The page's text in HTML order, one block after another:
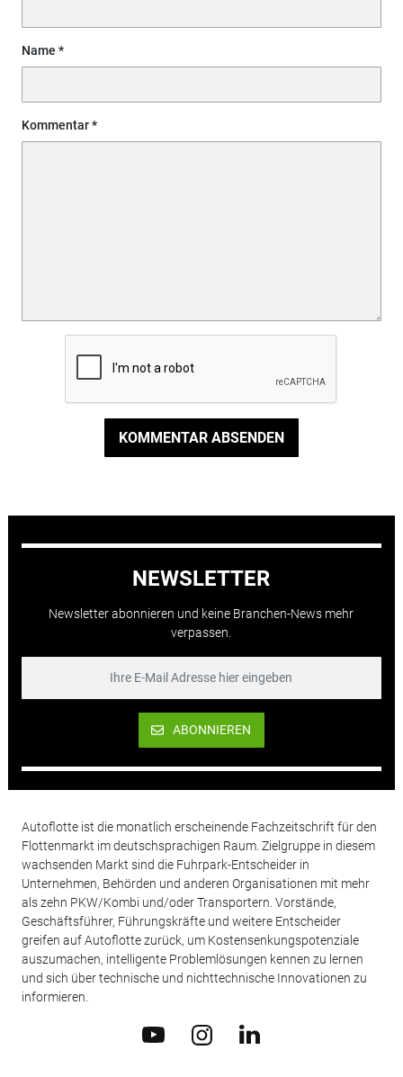
Name
Kommentar
KOMMENTAR ABSENDEN
NEWSLETTER
Newsletter abonnieren und keine Branchen-News mehr
verpassen.
ABONNIEREN
Autoflotte ist die monatlich erscheinende Fachzeitschrift für den
Flottenmarkt im deutschsprachigen Raum. Zielgruppe in diesem
wachsenden Markt sind die Fuhrpark-Entscheider in
Unternehmen, Behörden und anderen Organisationen mit mehr
als zehn PKW/Kombi und/oder Transportern. Vorstände,
Geschäftsführer, Führungskräfte und weitere Entscheider
greifen auf Autoflotte zurück, um Kostensenkungspotenziale
auszumachen, intelligente Problemlösungen kennen zu lernen
und sich über technische und nichttechnische Innovationen zu
informieren.